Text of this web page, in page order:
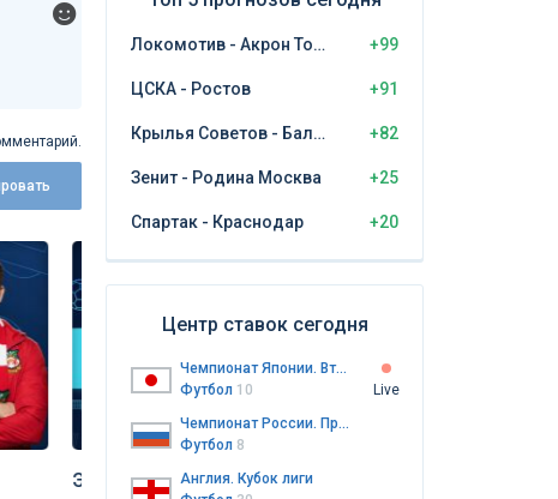
Экспресс дня на матчи
Локомотив - Акрон Тольятти +99
ЦСКА - Ростов +91
Крылья Советов - Балтика Калининград +82
Зенит - Родина Москва +25
Спартак - Краснодар +20
Центр ставок сегодня
Чемпионат Японии. Второй дивизион
Футбол 10
Live
Чемпионат России. Премьер-лига
Футбол 8
Англия. Кубок лиги